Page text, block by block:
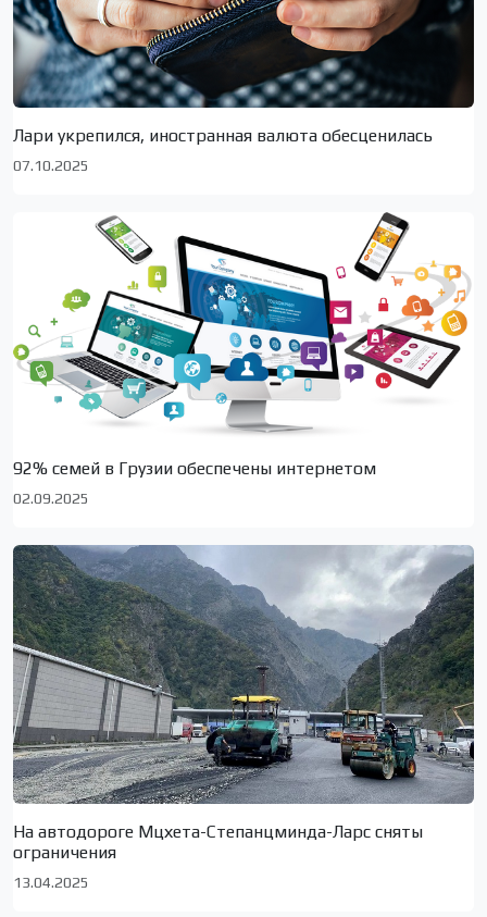
Лари укрепился, иностранная валюта обесценилась
07.10.2025
92% семей в Грузии обеспечены интернетом
02.09.2025
На автодороге Мцхета-Степанцминда-Ларс сняты
ограничения
13.04.2025